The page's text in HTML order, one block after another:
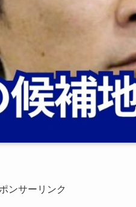
ンサーリンク